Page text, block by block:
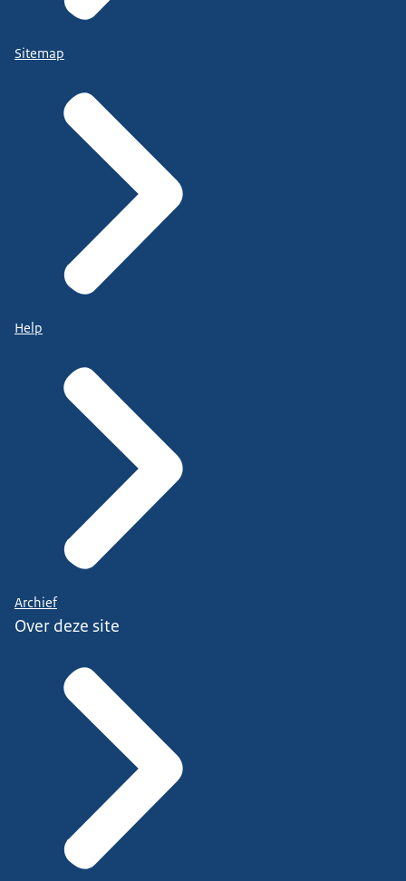
Sitemap
Help
Archief
Over deze site